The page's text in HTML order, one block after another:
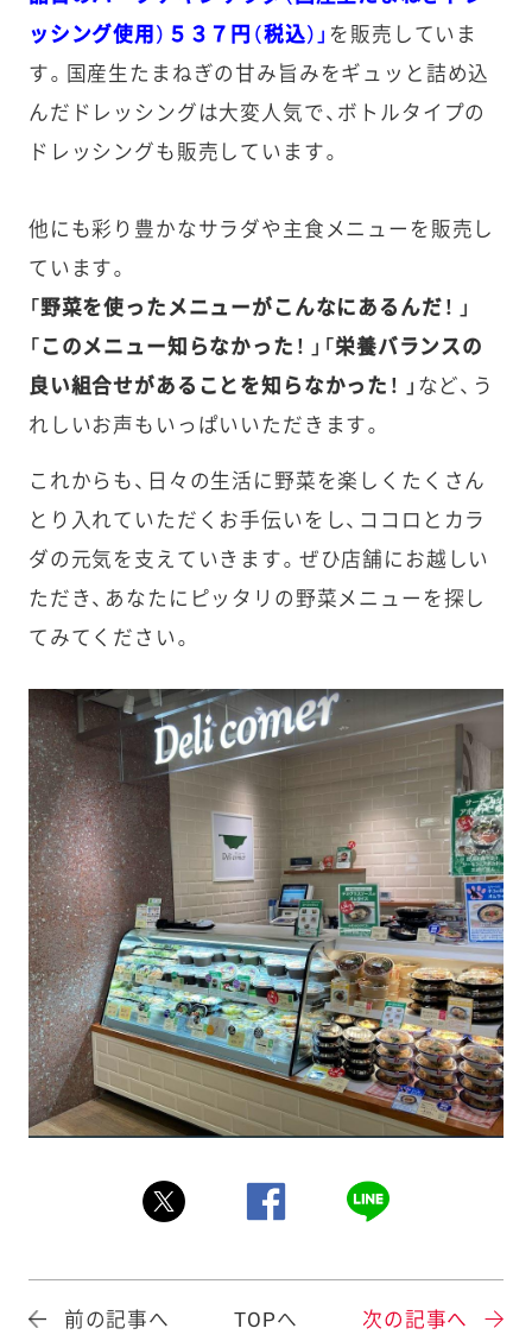
ッシング使用）５３７円（税込）」 を販売していま
す。国産生たまねぎの甘み旨みをギュッと詰め込
んだドレッシングは大変人気で、ボトルタイプの
ドレッシングも販売しています。
他にも彩り豊かなサラダや主食メニューを販売し
ています。
「野菜を使ったメニューがこんなにあるんだ！ 」
「このメニュー知らなかった！ 」「栄養バランスの
良い組合せがあることを知らなかった！ 」 など、う
れしいお声もいっぱいいただきます。
これからも、日々の生活に野菜を楽しくたくさん
とり入れていただくお手伝いをし、ココロとカラ
ダの元気を支えていきます。ぜひ店舗にお越しい
ただき、あなたにピッタリの野菜メニューを探し
てみてください。
前の記事へ TOPへ 次の記事へ